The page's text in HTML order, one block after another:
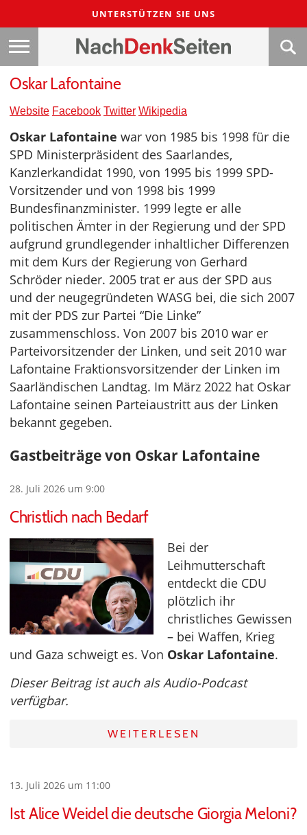
UNTERSTÜTZEN SIE UNS
Oskar Lafontaine
Website Facebook Twitter Wikipedia
Oskar Lafontaine war von 1985 bis 1998 für die
SPD Ministerpräsident des Saarlandes,
Kanzlerkandidat 1990, von 1995 bis 1999 SPD-
Vorsitzender und von 1998 bis 1999
Bundesfinanzminister. 1999 legte er alle
politischen Ämter in der Regierung und der SPD
aufgrund grundlegender inhaltlicher Differenzen
mit dem Kurs der Regierung von Gerhard
Schröder nieder. 2005 trat er aus der SPD aus
und der neugegründeten WASG bei, die sich 2007
mit der PDS zur Partei “Die Linke”
zusammenschloss. Von 2007 bis 2010 war er
Parteivorsitzender der Linken, und seit 2010 war
Lafontaine Fraktionsvorsitzender der Linken im
Saarländischen Landtag. Im März 2022 hat Oskar
Lafontaine seinen Parteiaustritt aus der Linken
bekannt gegeben.
Gastbeiträge von Oskar Lafontaine
28. Juli 2026 um 9:00
Christlich nach Bedarf
Bei der
Leihmutterschaft
entdeckt die CDU
plötzlich ihr
christliches Gewissen
– bei Waffen, Krieg
und Gaza schweigt es. Von Oskar Lafontaine.
Dieser Beitrag ist auch als Audio-Podcast
verfügbar.
WEITERLESEN
13. Juli 2026 um 11:00
Ist Alice Weidel die deutsche Giorgia Meloni?